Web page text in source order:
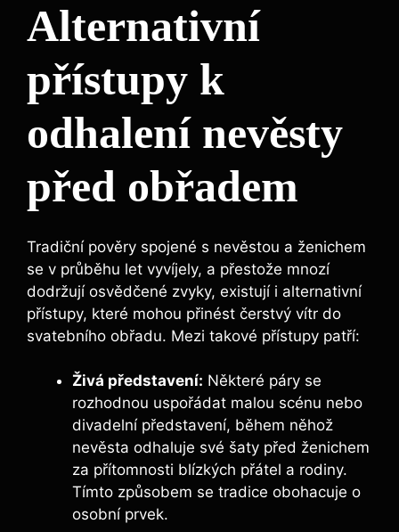
Alternativní
přístupy k
odhalení nevěsty
před obřadem
Tradiční pověry spojené s nevěstou a ženichem
se v průběhu let vyvíjely, a přestože mnozí
dodržují osvědčené zvyky, existují i alternativní
přístupy, které mohou přinést čerstvý vítr do
svatebního obřadu. Mezi takové přístupy patří:
Živá představení: Některé páry se
rozhodnou uspořádat malou scénu nebo
divadelní představení, během něhož
nevěsta odhaluje své šaty před ženichem
za přítomnosti blízkých přátel a rodiny.
Tímto způsobem se tradice obohacuje o
osobní prvek.